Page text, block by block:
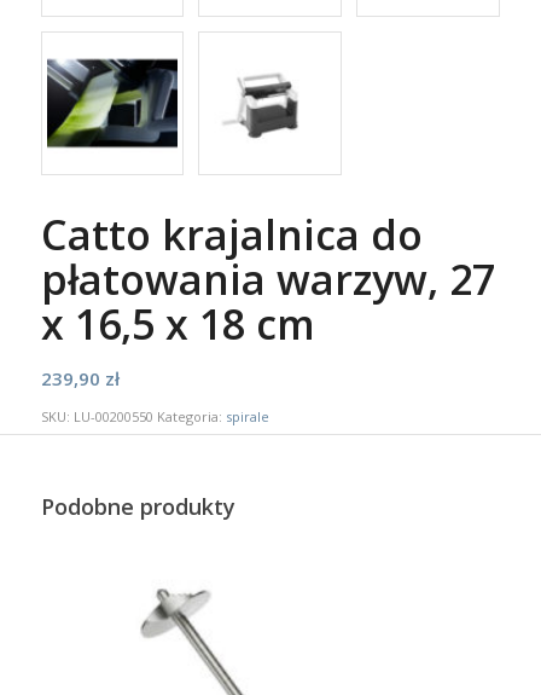
Catto krajalnica do
płatowania warzyw, 27
x 16,5 x 18 cm
239,90 zł
SKU: LU-00200550 Kategoria: spirale
Podobne produkty